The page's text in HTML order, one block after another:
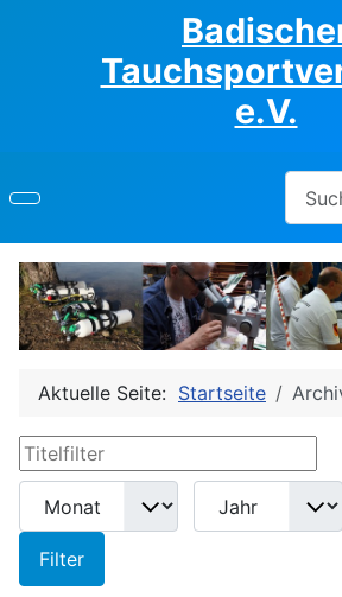
e.V.
Aktuelle Seite: Startseite
Filter
Titelfilter
Monat
Jahr
Filter